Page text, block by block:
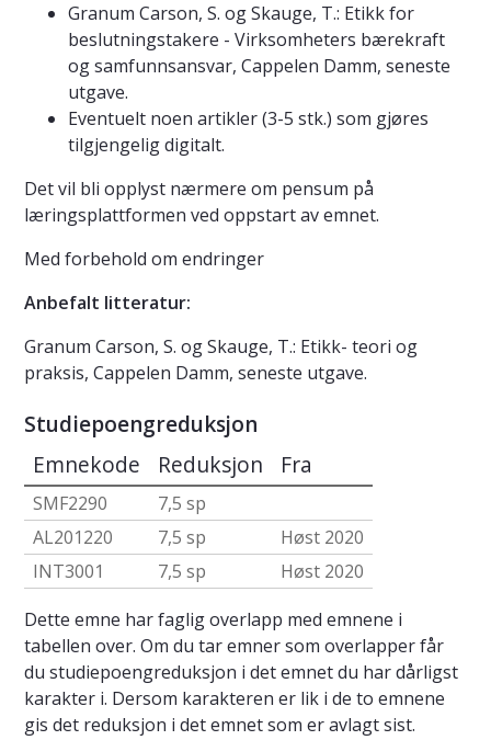
Granum Carson, S. og Skauge, T.: Etikk for
beslutningstakere - Virksomheters bærekraft
og samfunnsansvar, Cappelen Damm, seneste
utgave.
Eventuelt noen artikler (3-5 stk.) som gjøres
tilgjengelig digitalt.
Det vil bli opplyst nærmere om pensum på
læringsplattformen ved oppstart av emnet.
Med forbehold om endringer
Anbefalt litteratur:
Granum Carson, S. og Skauge, T.: Etikk- teori og
praksis, Cappelen Damm, seneste utgave.
Studiepoengreduksjon
Emnekode Reduksjon Fra
SMF2290
7,5 sp
AL201220
7,5 sp
Høst 2020
INT3001
7,5 sp
Høst 2020
Dette emne har faglig overlapp med emnene i
tabellen over. Om du tar emner som overlapper får
du studiepoengreduksjon i det emnet du har dårligst
karakter i. Dersom karakteren er lik i de to emnene
gis det reduksjon i det emnet som er avlagt sist.